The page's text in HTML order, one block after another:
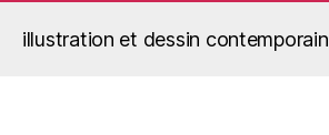
illustration et dessin contemporain
Jérémy Le Corvaisier